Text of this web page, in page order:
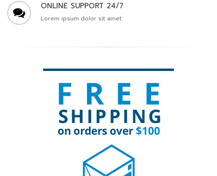
ONLINE SUPPORT 24/7
Lorem ipsum dolor sit amet.